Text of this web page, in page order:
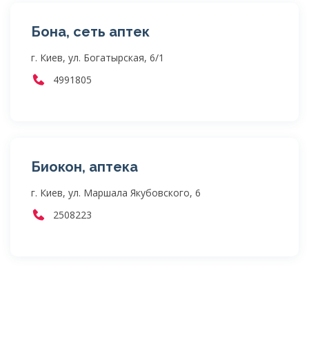
Бона, сеть аптек
г. Киев, ул. Богатырская, 6/1
4991805
Биокон, аптека
г. Киев, ул. Маршала Якубовского, 6
2508223